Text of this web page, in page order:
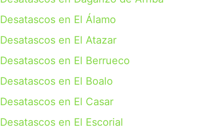
Desatascos en El Álamo
Desatascos en El Atazar
Desatascos en El Berrueco
Desatascos en El Boalo
Desatascos en El Casar
Desatascos en El Escorial